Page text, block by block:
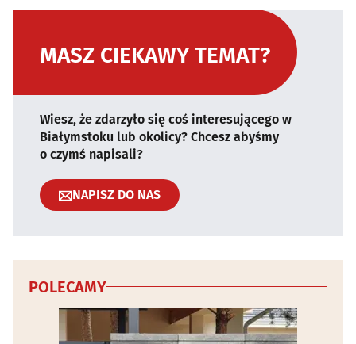
MASZ CIEKAWY TEMAT?
Wiesz, że zdarzyło się coś interesującego w
Białymstoku lub okolicy? Chcesz abyśmy
o czymś napisali?
NAPISZ DO NAS
POLECAMY